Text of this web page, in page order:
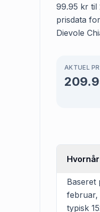
99.95 kr til
prisdata
Dievole
AKTUEL
Baseret
februar,
typisk